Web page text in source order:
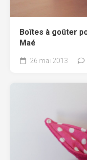
Boîtes à goûter
Maé
26 mai 2013